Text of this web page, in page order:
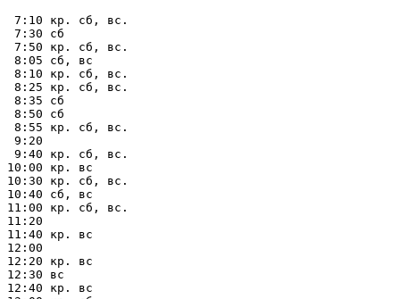
7:10 кр. сб, вс.
7:30 сб
7:50 кр. сб, вс.
8:05 сб, вс
8:10 кр. сб, вс.
8:25 кр. сб, вс.
8:35 сб
8:50 сб
8:55 кр. сб, вс.
9:20
9:40 кр. сб, вс.
10:00 кр. вс
10:30 кр. сб, вс.
10:40 сб, вс
11:00 кр. сб, вс.
11:20
11:40 кр. вс
12:00
12:20 кр. вс
12:30 вс
12:40 кр. вс